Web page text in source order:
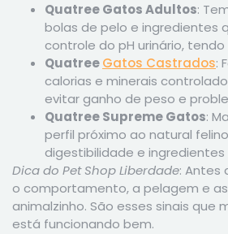
Quatree Gatos Adultos:
bolas de pelo e ingredientes
controle do pH urinário,
QuatreeGatos Castrados:
calorias e minerais
evitar ganho de peso e
Quatree Supreme Gatos:
perfil próximo ao natural
digestibilidade e ingredientes
Dica do Pet Shop Liberdade: Antes
o comportamento, a pelagem e
animalzinho. São esses sinais que
está funcionando bem.